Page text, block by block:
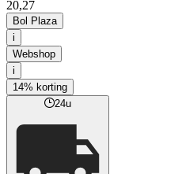
20,27
Bol Plaza
i
Webshop
i
14% korting
24u